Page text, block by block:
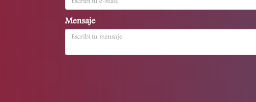
Mensaje